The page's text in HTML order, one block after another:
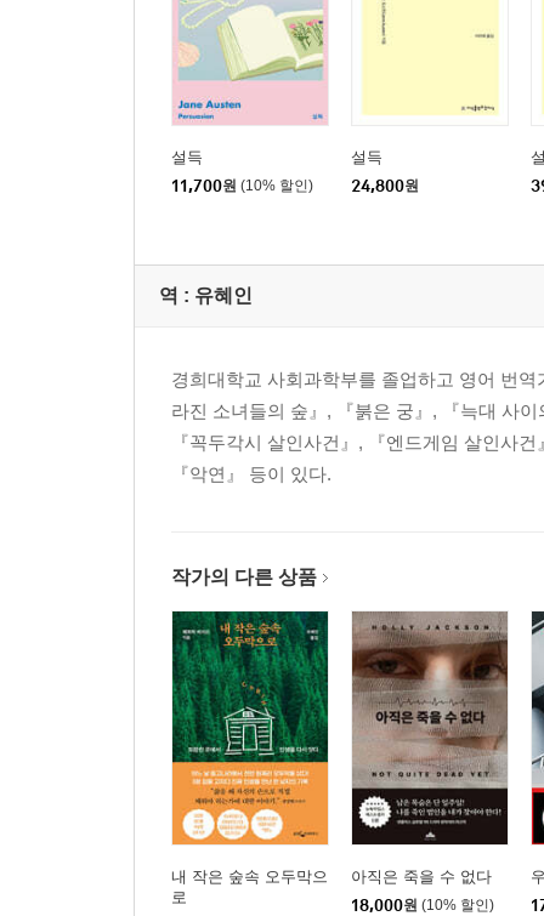
설득
11,700원 (10% 할인)
설득
24,800원
역 : 유혜인
경희대학교 사회과학부를 졸업하고 영어 번
라진 소녀들의 숲』, 『붉은 궁』, 『늑대 사
『꼭두각시 살인사건』, 『엔드게임 살인사
『악연』 등이 있다.
작가의 다른 상품
내 작은 숲속 오두막으
로
아직은 죽을 수 없다
18,000원 (10% 할인)